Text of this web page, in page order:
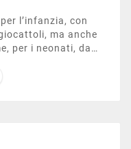
l’infanzia, con
ma anche
per i neonati, da
giochi all’aperto,